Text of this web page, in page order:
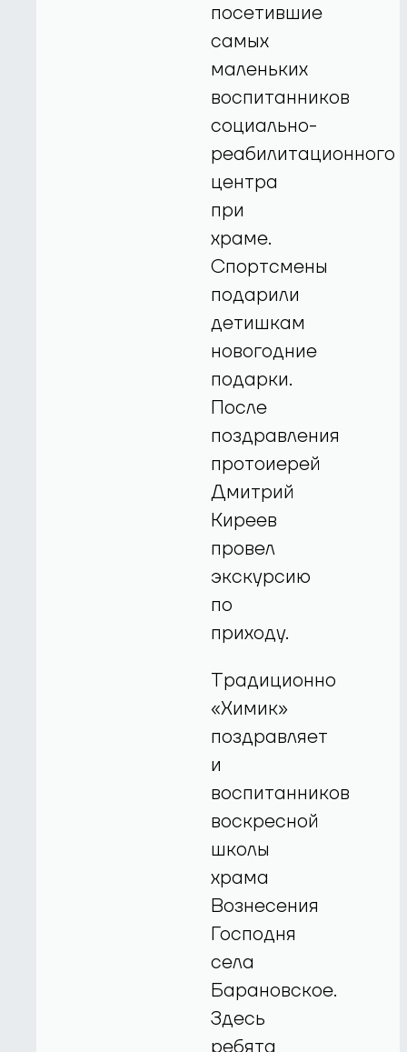
посетившие
самых
маленьких
воспитанников
социально-
реабилитационного
центра
при
храме.
Спортсмены
подарили
детишкам
новогодние
подарки.
После
поздравления
протоиерей
Дмитрий
Киреев
провел
экскурсию
по
приходу.
Традиционно
«Химик»
поздравляет
и
воспитанников
воскресной
школы
храма
Вознесения
Господня
села
Барановское.
Здесь
ребята